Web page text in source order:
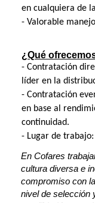
en cualquiera de
- Valorable
¿Qué
- Contratación
líder en la
- Contratación
en base al
continuidad.
- Lugar de
En Cofares
cultura diversa e
compromiso con
nivel de selección